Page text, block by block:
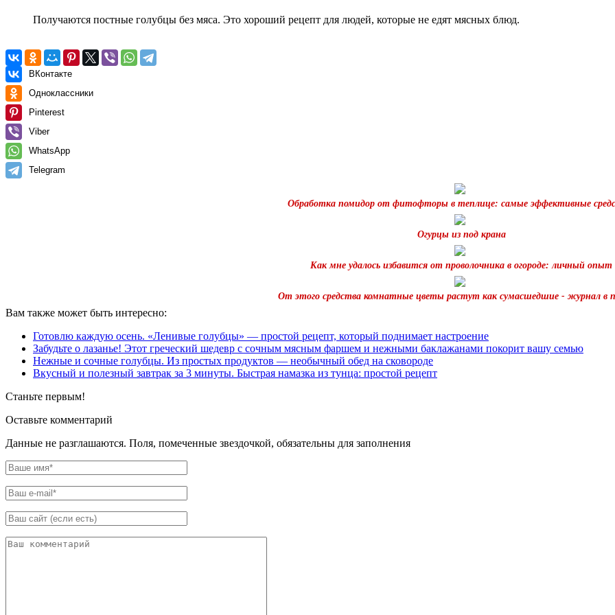
Получаются постные голубцы без мяса. Это хороший рецепт для людей, которые не едят мясных блюд.
ВКонтакте
Одноклассники
Pinterest
Viber
WhatsApp
Telegram
Обработка помидор от фитофторы в теплице: самые эффективные
Огурцы из под крана
Как мне удалось избавится от проволочника в огороде: личный опыт
От этого средства комнатные цветы растут как сумасшедшие - журнал в
Вам также может быть интересно:
Готовлю каждую осень. «Ленивые голубцы» — простой рецепт, который поднимает настроение
Забудьте о лазанье! Этот греческий шедевр с сочным мясным фаршем и нежными баклажанами покорит вашу семью
Нежные и сочные голубцы. Из простых продуктов — необычный обед на сковороде
Вкусный и полезный завтрак за 3 минуты. Быстрая намазка из тунца: простой рецепт
Станьте первым!
Оставьте комментарий
Данные не разглашаются. Поля, помеченные звездочкой, обязательны для заполнения